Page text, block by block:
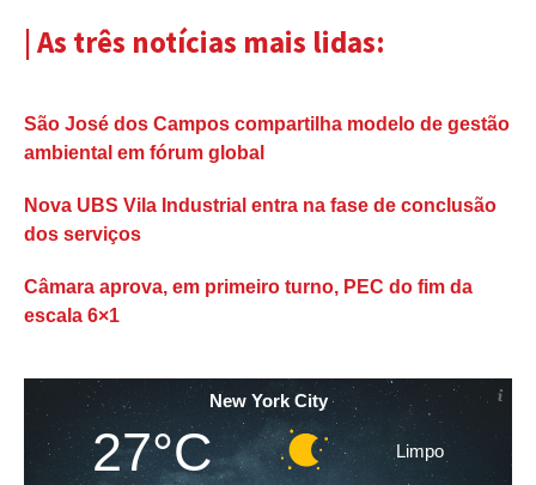
| As três notícias mais lidas:
São José dos Campos compartilha modelo de gestão
ambiental em fórum global
Nova UBS Vila Industrial entra na fase de conclusão
dos serviços
Câmara aprova, em primeiro turno, PEC do fim da
escala 6×1
New York City
27°C Limpo